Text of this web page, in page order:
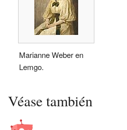
Marianne Weber en
Lemgo.
Véase también